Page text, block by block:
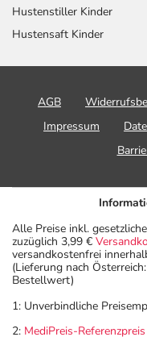
Hustenstiller Kinder
Hustensaft Kinder
AGB
Impressum
Alle Preise inkl.
zuzüglich 3,99 €
versandkostenfrei
(Lieferung nach
Bestellwert)
1: Unverbindliche
2: MediPreis-